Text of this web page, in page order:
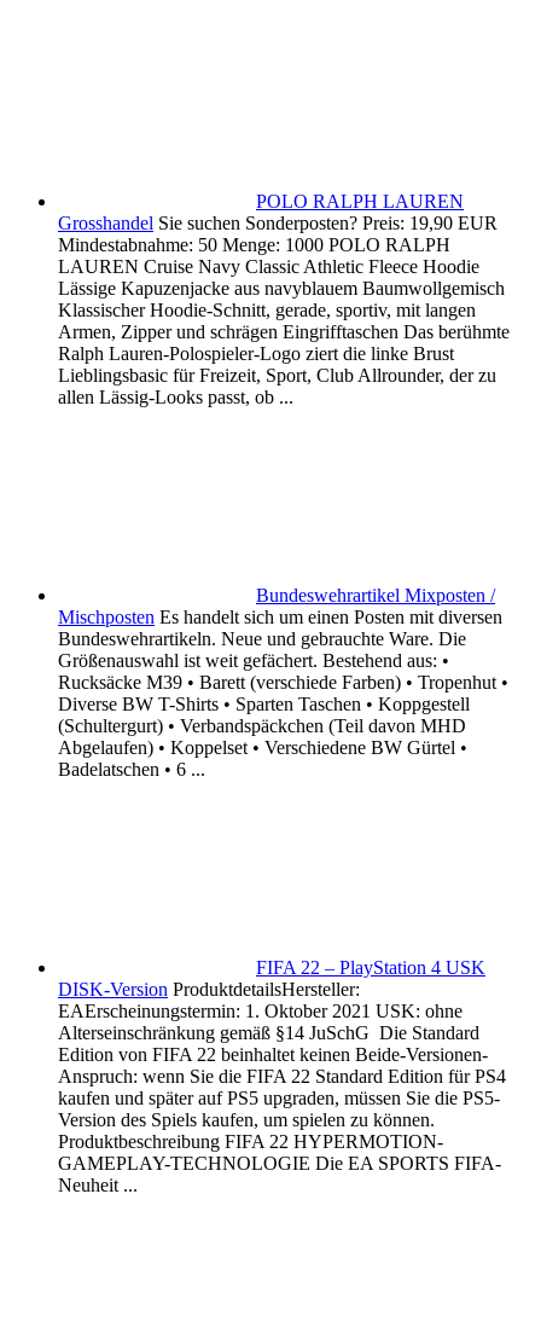
POLO RALPH LAUREN
Grosshandel Sie suchen Sonderposten? Preis: 19,90 EUR
Mindestabnahme: 50 Menge: 1000 POLO RALPH
LAUREN Cruise Navy Classic Athletic Fleece Hoodie
Lässige Kapuzenjacke aus navyblauem Baumwollgemisch
Klassischer Hoodie-Schnitt, gerade, sportiv, mit langen
Armen, Zipper und schrägen Eingrifftaschen Das berühmte
Ralph Lauren-Polospieler-Logo ziert die linke Brust
Lieblingsbasic für Freizeit, Sport, Club Allrounder, der zu
allen Lässig-Looks passt, ob ...
Bundeswehrartikel Mixposten /
Mischposten Es handelt sich um einen Posten mit diversen
Bundeswehrartikeln. Neue und gebrauchte Ware. Die
Größenauswahl ist weit gefächert. Bestehend aus: •
Rucksäcke M39 • Barett (verschiede Farben) • Tropenhut •
Diverse BW T-Shirts • Sparten Taschen • Koppgestell
(Schultergurt) • Verbandspäckchen (Teil davon MHD
Abgelaufen) • Koppelset • Verschiedene BW Gürtel •
Badelatschen • 6 ...
FIFA 22 – PlayStation 4 USK
DISK-Version ProduktdetailsHersteller:
EAErscheinungstermin: 1. Oktober 2021 USK: ohne
Alterseinschränkung gemäß §14 JuSchG Die Standard
Edition von FIFA 22 beinhaltet keinen Beide-Versionen-
Anspruch: wenn Sie die FIFA 22 Standard Edition für PS4
kaufen und später auf PS5 upgraden, müssen Sie die PS5-
Version des Spiels kaufen, um spielen zu können.
Produktbeschreibung FIFA 22 HYPERMOTION-
GAMEPLAY-TECHNOLOGIE Die EA SPORTS FIFA-
Neuheit ...